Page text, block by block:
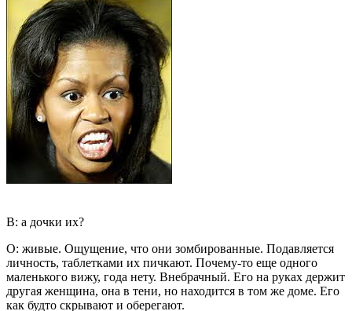
В: а дочки их?
О: живые. Ощущение, что они зомбированные. Подавляется
личность, таблетками их пичкают. Почему-то еще одного
маленького вижу, года нету. Внебрачный. Его на руках держит
другая женщина, она в тени, но находится в том же доме. Его
как будто скрывают и оберегают.